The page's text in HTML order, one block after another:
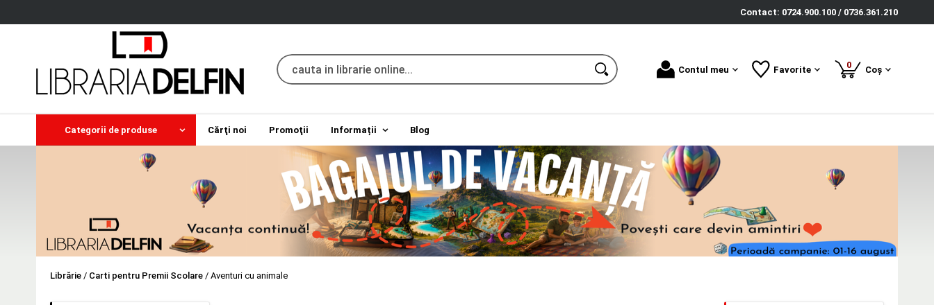
Contact: 0724.900.100 / 0736.361.210
Contul meu Favorite 0produse
Coș
Categorii de produse Cărţi noi Promoţii Informații Blog
Librărie / Carti pentru Premii Scolare / Aventuri cu animale